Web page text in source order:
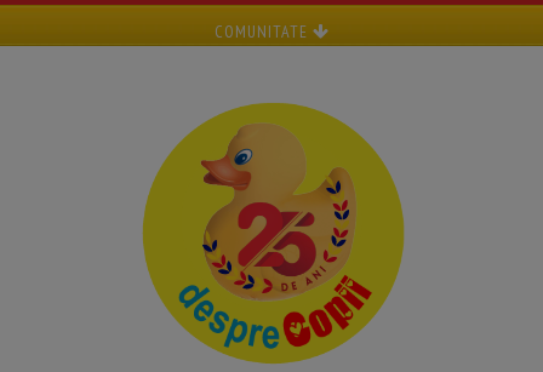
COMUNITATE